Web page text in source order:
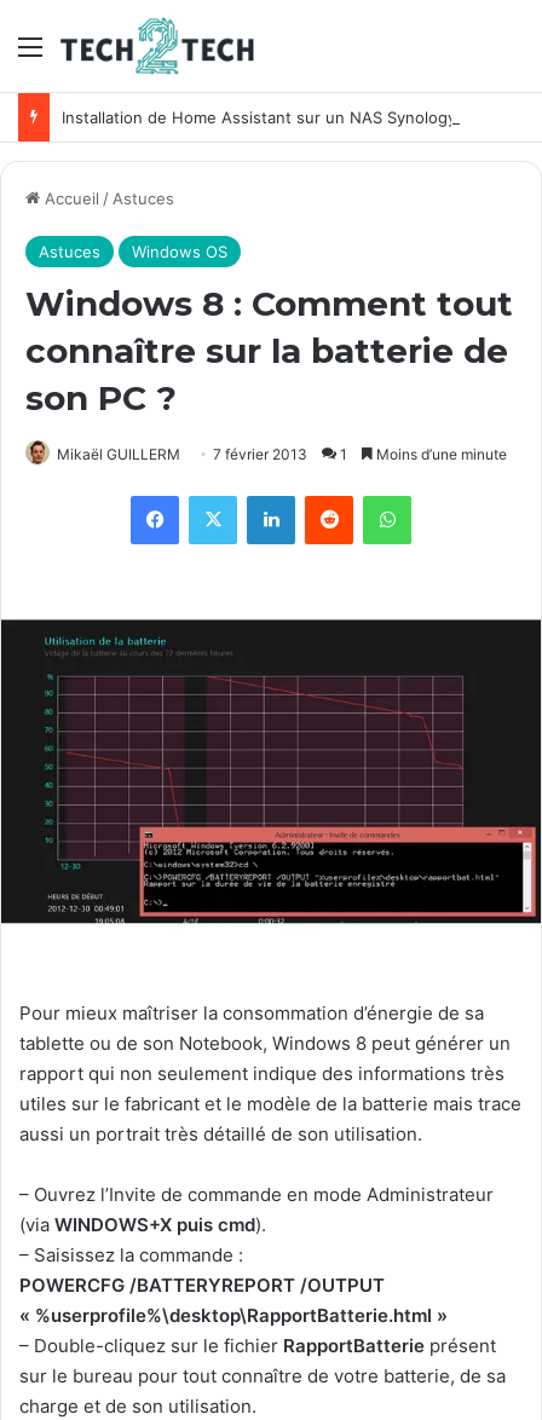
Menu
Installation de Home Assistant sur un NAS Synology
Accueil /Astuces
Astuces Windows OS
Windows 8 : Comment tout
connaître sur la batterie de
son PC ?
Mikaël GUILLERM 7 février 2013 1 Moins d’une minute
Pour mieux maîtriser la consommation d’énergie de sa
tablette ou de son Notebook, Windows 8 peut générer un
rapport qui non seulement indique des informations très
utiles sur le fabricant et le modèle de la batterie mais trace
aussi un portrait très détaillé de son utilisation.
– Ouvrez l’Invite de commande en mode Administrateur
(via WINDOWS+X puis cmd).
– Saisissez la commande :
POWERCFG /BATTERYREPORT /OUTPUT
« %userprofile%\desktop\RapportBatterie.html »
– Double-cliquez sur le fichier RapportBatterie présent
sur le bureau pour tout connaître de votre batterie, de sa
charge et de son utilisation.